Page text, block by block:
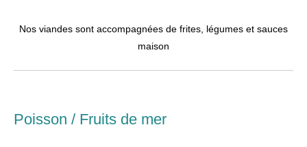
Nos viandes sont accompagnées de frites, légumes et sauces
maison
Poisson / Fruits de mer